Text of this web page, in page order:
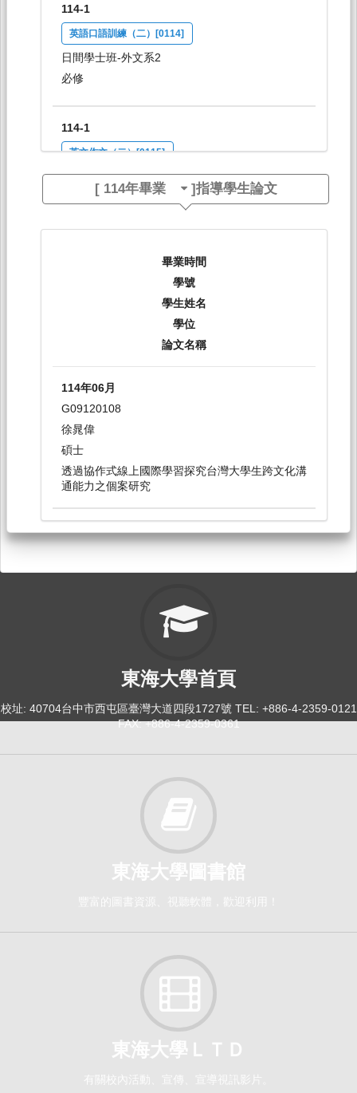
114-1
英語口語訓練（二）[0114]
日間學士班-外文系2
必修
114-1
英文作文（二）[0115]
日間學士班-外文系2
114-1
英文作文（二）[0122]
日間學士班-外文系2
必修
114-1
英文履歷寫作與求職技巧[3342]
日間學士班-共選修1-4
英語口語訓練（二）[0114]
114-2
英語口語訓練（二）[0121]
英文作文（二）[0122]
日間學士班-外文系2
114-2
[ 114年畢業 ]指導學生論文
畢業時間
學號
學生姓名
學位
論文名稱
114年06月
G09120108
徐晁偉
碩士
透過協作式線上國際學習探究台灣大學生跨文化溝
通能力之個案研究
東海大學首頁
校址: 40704台中市西屯區臺灣大道四段1727號 TEL: +886-4-2359-0121
FAX: +886-4-2359-0361
東海大學圖書館
豐富的圖書資源、視聽軟體，歡迎利用！
東海大學ＬＴＤ
有關校內活動、宣傳、宣導視訊影片。